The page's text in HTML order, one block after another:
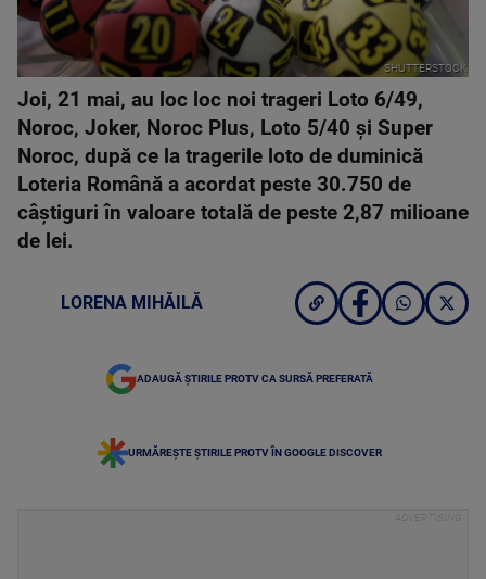
SHUTTERSTOCK
Joi, 21 mai, au loc loc noi trageri Loto 6/49,
Noroc, Joker, Noroc Plus, Loto 5/40 şi Super
Noroc, după ce la tragerile loto de duminică
Loteria Română a acordat peste 30.750 de
câştiguri în valoare totală de peste 2,87 milioane
de lei.
LORENA MIHĂILĂ
ADAUGĂ ȘTIRILE PROTV CA SURSĂ PREFERATĂ
URMĂREȘTE ȘTIRILE PROTV ÎN GOOGLE DISCOVER